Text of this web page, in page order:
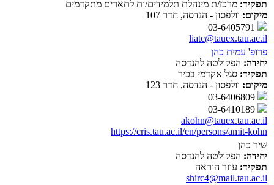
תפקיד: מרכז/ת מינהלת תלמידים/ות לתארים מתקדמים
מיקום: וולפסון - הנדסה, חדר 107
liatc@tauex.tau.ac.il
פרופ' עמית כהן
יחידה: הפקולטה להנדסה
תפקיד: סגל אקדמי בכיר
מיקום: וולפסון - הנדסה, חדר 123
akohn@tauex.tau.ac.il
https://cris.tau.ac.il/en/persons/amit-kohn
שיר כהן
יחידה: הפקולטה להנדסה
תפקיד: עוזר הוראה
shirc4@mail.tau.ac.il